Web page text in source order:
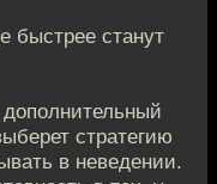
быстрее станут
стратегию
в неведении.